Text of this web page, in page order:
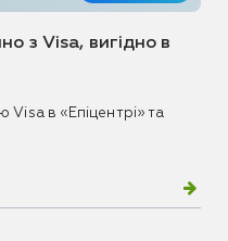
з Visa, вигідно в
Visa в «Епіцентрі» та